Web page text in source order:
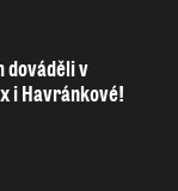
dováděli v
i Havránkové!